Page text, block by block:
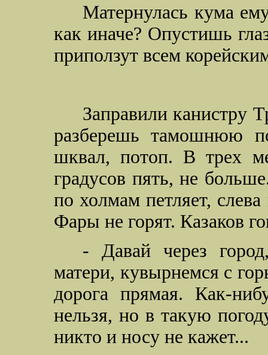
Матернулась кума
как иначе? Опустишь
приползут всем
Заправили канистру
разберешь тамошнюю
шквал, потоп. В трех
градусов пять, не
по холмам петляет,
Фары не горят. Казаков
- Давай через
матери, кувырнемся с
дорога прямая. Как-
нельзя, но в такую
никто и носу не кажет...